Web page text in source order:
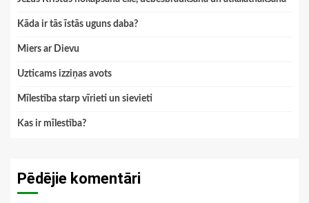
Kāda ir tās īstās uguns daba?
Miers ar Dievu
Uzticams izziņas avots
Mīlestība starp vīrieti un sievieti
Kas ir mīlestība?
Pēdējie komentāri